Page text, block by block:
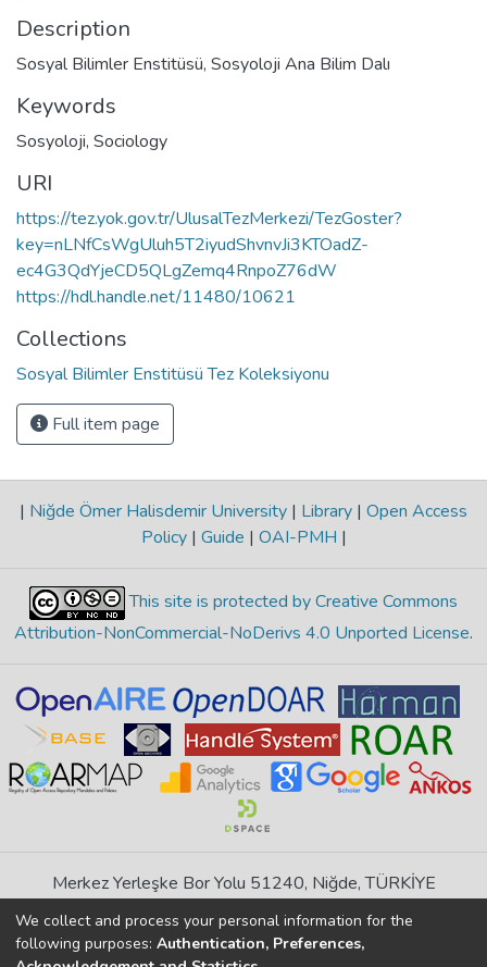
Description
Sosyal Bilimler Enstitüsü, Sosyoloji Ana Bilim Dalı
Keywords
Sosyoloji, Sociology
URI
https://tez.yok.gov.tr/UlusalTezMerkezi/TezGoster?
key=nLNfCsWgUluh5T2iyudShvnvJi3KTOadZ-
ec4G3QdYjeCD5QLgZemq4RnpoZ76dW
https://hdl.handle.net/11480/10621
Collections
Sosyal Bilimler Enstitüsü Tez Koleksiyonu
Full item page
| Niğde Ömer Halisdemir University | Library | Open Access
Policy | Guide | OAI-PMH |
This site is protected by Creative Commons
Attribution-NonCommercial-NoDerivs 4.0 Unported License.
Merkez Yerleşke Bor Yolu 51240, Niğde, TÜRKİYE
If you find any errors in content please report us
We collect and process your personal information for the
following purposes: Authentication, Preferences,